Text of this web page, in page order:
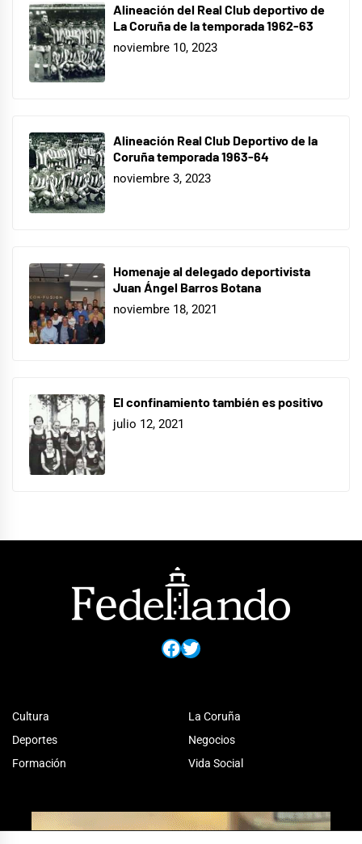
Alineación del Real Club deportivo de
La Coruña de la temporada 1962-63
noviembre 10, 2023
Alineación Real Club Deportivo de la
Coruña temporada 1963-64
noviembre 3, 2023
Homenaje al delegado deportivista
Juan Ángel Barros Botana
noviembre 18, 2021
El confinamiento también es positivo
julio 12, 2021
Facebook
Twitter
Cultura
Deportes
Formación
La Coruña
Negocios
Vida Social